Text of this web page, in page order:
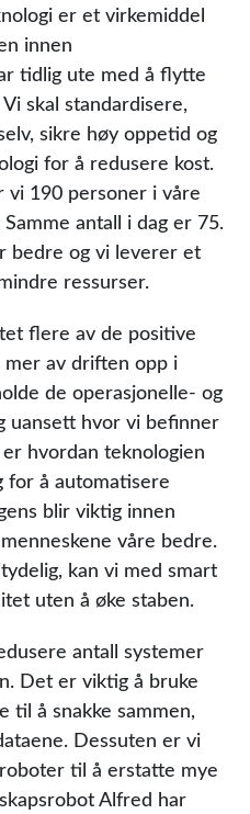
er et virkemiddel
innen
tidlig ute med å flytte
skal standardisere,
sikre høy oppetid og
for å redusere kost.
vi 190 personer i våre
antall i dag er 75.
bedre og vi leverer et
ressurser.
flere av de positive
mer av driften opp i
de operasjonelle- og
uansett hvor vi befinner
hvordan teknologien
for å automatisere
blir viktig innen
våre bedre.
kan vi med smart
uten å øke staben.
antall systemer
Det er viktig å bruke
til å snakke sammen,
Dessuten er vi
til å erstatte mye
Alfred har